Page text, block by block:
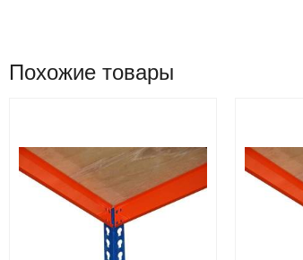
Похожие товары